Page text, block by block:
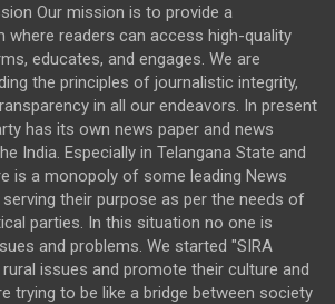
Our mission is to provide a
readers can access high-quality
educates, and engages. We are
the principles of journalistic integrity,
in all our endeavors. In present
has its own news paper and news
India. Especially in Telangana State and
is a monopoly of some leading News
their purpose as per the needs of
parties. In this situation no one is
and problems. We started "SIRA
issues and promote their culture and
trying to be like a bridge between society